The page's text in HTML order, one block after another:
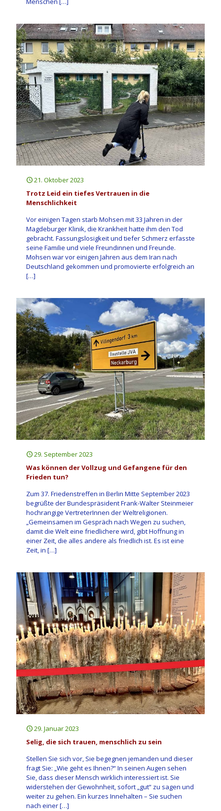
21. Oktober 2023
Trotz Leid ein tiefes Vertrauen in die
Menschlichkeit
Vor einigen Tagen starb Mohsen mit 33 Jahren in der
Magdeburger Klinik, die Krankheit hatte ihm den Tod
gebracht. Fassungslosigkeit und tiefer Schmerz erfasste
seine Familie und viele Freundinnen und Freunde.
Mohsen war vor einigen Jahren aus dem Iran nach
Deutschland gekommen und promovierte erfolgreich an
[…]
29. September 2023
Was können der Vollzug und Gefangene für den
Frieden tun?
Zum 37. Friedenstreffen in Berlin Mitte September 2023
begrüßte der Bundespräsident Frank-Walter Steinmeier
hochrangige VertreterInnen der Weltreligionen.
„Gemeinsamen im Gespräch nach Wegen zu suchen,
damit die Welt eine friedlichere wird, gibt Hoffnung in
einer Zeit, die alles andere als friedlich ist. Es ist eine
Zeit, in […]
29. Januar 2023
Selig, die sich trauen, menschlich zu sein
Stellen Sie sich vor, Sie begegnen jemanden und dieser
fragt Sie: „Wie geht es Ihnen?“ In seinen Augen sehen
Sie, dass dieser Mensch wirklich interessiert ist. Sie
widerstehen der Gewohnheit, sofort „gut“ zu sagen und
weiter zu gehen. Ein kurzes Innehalten – Sie suchen
nach einer[…]